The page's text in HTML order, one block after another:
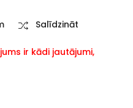
Salīdzināt
ir kādi jautājumi,